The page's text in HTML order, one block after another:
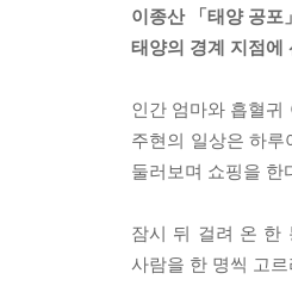
--- pp.35-36, 「태양
뢰하지 않았다. 생
그러나 달리 방법
그래서 그녀는 말하
“저기요!”
이종산 「태양 공포」
태양의 경계 지점에
인간 엄마와 흡혈귀
주현의 일상은 하
둘러보며 쇼핑을 한
잠시 뒤 걸려 온 한
사람을 한 명씩 고